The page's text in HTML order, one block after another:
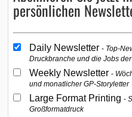
persönlichen
Daily Newsletter Top-
Druckbranche und die Jobs
Weekly Newsletter
und monatlicher GP-Storyletter
Large Format Printing
Großformatdruck